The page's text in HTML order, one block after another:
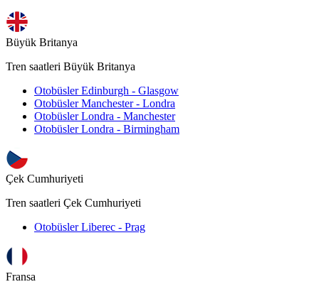
Büyük Britanya
Tren saatleri Büyük Britanya
Otobüsler Edinburgh - Glasgow
Otobüsler Manchester - Londra
Otobüsler Londra - Manchester
Otobüsler Londra - Birmingham
Çek Cumhuriyeti
Tren saatleri Çek Cumhuriyeti
Otobüsler Liberec - Prag
Fransa